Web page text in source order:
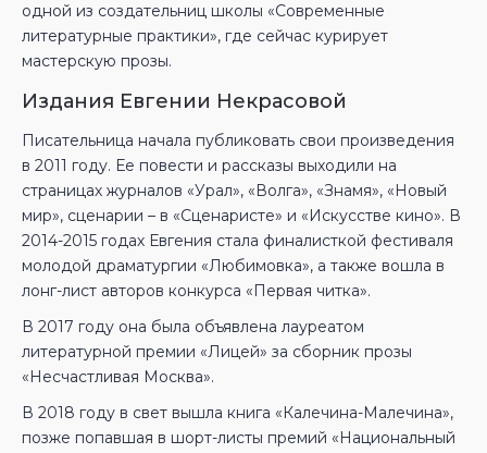
одной из создательниц школы «Современные
литературные практики», где сейчас курирует
мастерскую прозы.
Издания Евгении Некрасовой
Писательница начала публиковать свои произведения
в 2011 году. Ее повести и рассказы выходили на
страницах журналов «Урал», «Волга», «Знамя», «Новый
мир», сценарии – в «Сценаристе» и «Искусстве кино». В
2014-2015 годах Евгения стала финалисткой фестиваля
молодой драматургии «Любимовка», а также вошла в
лонг-лист авторов конкурса «Первая читка».
В 2017 году она была объявлена лауреатом
литературной премии «Лицей» за сборник прозы
«Несчастливая Москва».
В 2018 году в свет вышла книга «Калечина-Малечина»,
позже попавшая в шорт-листы премий «Национальный